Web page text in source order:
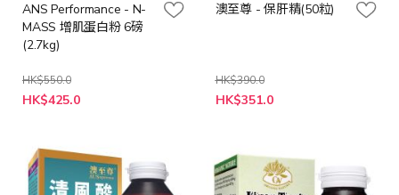
ANS Performance - N-
MASS 增肌蛋白粉 6磅
(2.7kg)
HK$550.0
HK$425.0
澳至尊 - 保肝精(50粒)
HK$390.0
特
殊
HK$351.0